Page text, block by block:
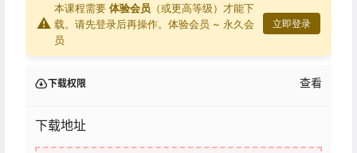
⚠
本课程需要 体验会员 （或更高等级）才能下
载。请先登录后再操作。 体验会员 ~ 永久会
员
立即登录
下载权限 查看
下载地址